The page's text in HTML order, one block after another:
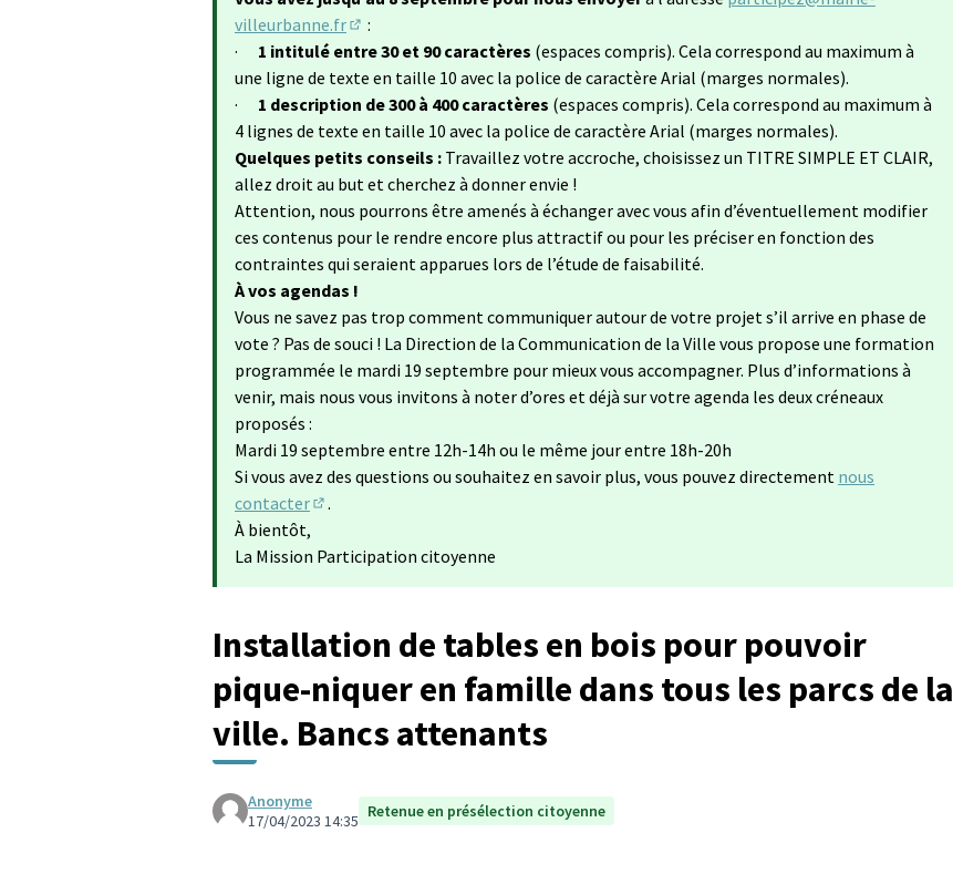
villeurbanne.fr
(S'ouvre dans un nouvel onglet)
:
· 1 intitulé entre 30 et 90 caractères (espaces compris). Cela correspond au maximum à
une ligne de texte en taille 10 avec la police de caractère Arial (marges normales).
· 1 description de 300 à 400 caractères (espaces compris). Cela correspond au maximum à
4 lignes de texte en taille 10 avec la police de caractère Arial (marges normales).
Quelques petits conseils : Travaillez votre accroche, choisissez un TITRE SIMPLE ET CLAIR,
allez droit au but et cherchez à donner envie !
Attention, nous pourrons être amenés à échanger avec vous afin d’éventuellement modifier
ces contenus pour le rendre encore plus attractif ou pour les préciser en fonction des
contraintes qui seraient apparues lors de l’étude de faisabilité.
À vos agendas !
Vous ne savez pas trop comment communiquer autour de votre projet s’il arrive en phase de
vote ? Pas de souci ! La Direction de la Communication de la Ville vous propose une formation
programmée le mardi 19 septembre pour mieux vous accompagner. Plus d’informations à
venir, mais nous vous invitons à noter d’ores et déjà sur votre agenda les deux créneaux
proposés :
Mardi 19 septembre entre 12h-14h ou le même jour entre 18h-20h
Si vous avez des questions ou souhaitez en savoir plus, vous pouvez directement nous
contacter
.
À bientôt,
La Mission Participation citoyenne
Installation de tables en bois pour pouvoir
pique-niquer en famille dans tous les parcs de la
ville. Bancs attenants
Anonyme
17/04/2023 14:35 Retenue en présélection citoyenne